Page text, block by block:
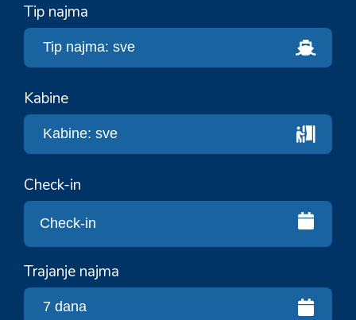
Tip najma
Kabine
Check-in
Trajanje najma